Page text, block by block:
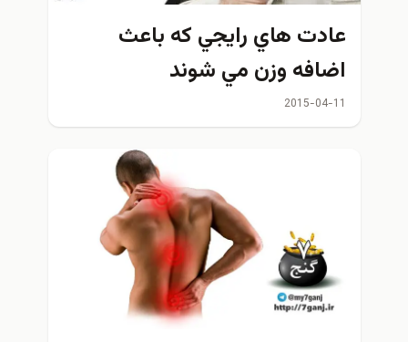
عادت هاي رايجي كه باعث
اضافه وزن مي شوند
2015-04-11